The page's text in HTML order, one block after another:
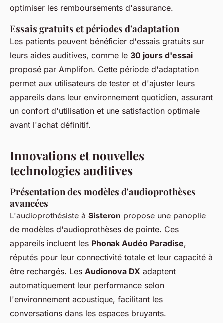
optimiser les remboursements d'assurance.
Essais gratuits et périodes d'adaptation
Les patients peuvent bénéficier d'essais gratuits sur
leurs aides auditives, comme le 30 jours d'essai
proposé par Amplifon. Cette période d'adaptation
permet aux utilisateurs de tester et d'ajuster leurs
appareils dans leur environnement quotidien, assurant
un confort d'utilisation et une satisfaction optimale
avant l'achat définitif.
Innovations et nouvelles
technologies auditives
Présentation des modèles d'audioprothèses
avancées
L'audioprothésiste à Sisteron propose une panoplie
de modèles d'audioprothèses de pointe. Ces
appareils incluent les Phonak Audéo Paradise,
réputés pour leur connectivité totale et leur capacité à
être rechargés. Les Audionova DX adaptent
automatiquement leur performance selon
l'environnement acoustique, facilitant les
conversations dans les espaces bruyants.